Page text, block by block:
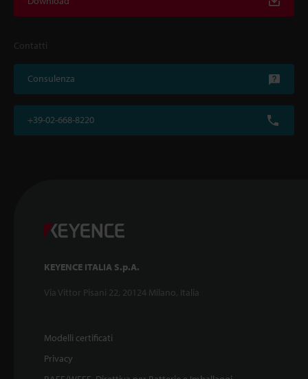
Contatti
Consulenza
+39-02-668-8220
KEYENCE ITALIA S.p.A.
Via Vittor Pisani 22, 20124 Milano, Italia
Modelli certificati
Privacy